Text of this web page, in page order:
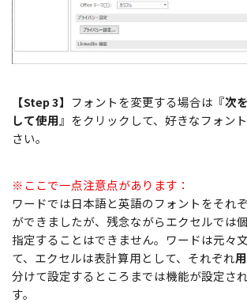
【Step 3】 フォントを変更する場合は『次
して使用』をクリックして、好きなフォン
さい。
※ここで一点注意点があります：
ワードでは日本語と英語のフォントをそれ
ができましたが、残念ながらエクセルでは
指定することはできません。ワードは元々
て、エクセルは表計算用として、それぞれ
分けて設定するところまでは機能が設定さ
す。